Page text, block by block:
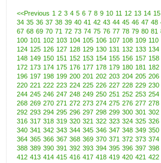
<<Previous 1 2 3 4 5 6 7 8 9 10 11 12 13 14 15
34 35 36 37 38 39 40 41 42 43 44 45 46 47 48
67 68 69 70 71 72 73 74 75 76 77 78 79 80 81
100 101 102 103 104 105 106 107 108 109 110
124 125 126 127 128 129 130 131 132 133 134
148 149 150 151 152 153 154 155 156 157 158
172 173 174 175 176 177 178 179 180 181 182
196 197 198 199 200 201 202 203 204 205 206
220 221 222 223 224 225 226 227 228 229 230
244 245 246 247 248 249 250 251 252 253 254
268 269 270 271 272 273 274 275 276 277 278
292 293 294 295 296 297 298 299 300 301 302
316 317 318 319 320 321 322 323 324 325 326
340 341 342 343 344 345 346 347 348 349 350
364 365 366 367 368 369 370 371 372 373 374
388 389 390 391 392 393 394 395 396 397 398
412 413 414 415 416 417 418 419 420 421 422